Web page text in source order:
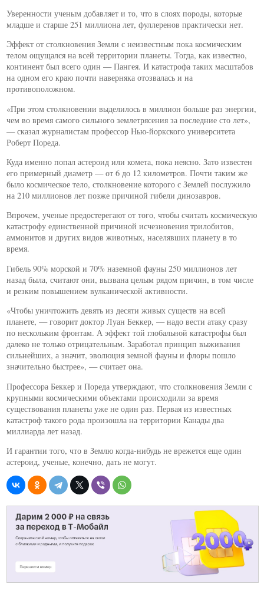
Уверенности ученым добавляет и то, что в слоях породы, которые
младше и старше 251 миллиона лет, фуллеренов практически нет.
Эффект от столкновения Земли с неизвестным пока космическим
телом ощущался на всей территории планеты. Тогда, как известно,
континент был всего один — Пангея. И катастрофа таких масштабов
на одном его краю почти наверняка отозвалась и на
противоположном.
«При этом столкновении выделилось в миллион больше раз энергии,
чем во время самого сильного землетрясения за последние сто лет»,
— сказал журналистам профессор Нью-йоркского университета
Роберт Пореда.
Куда именно попал астероид или комета, пока неясно. Зато известен
его примерный диаметр — от 6 до 12 километров. Почти таким же
было космическое тело, столкновение которого с Землей послужило
на 210 миллионов лет позже причиной гибели динозавров.
Впрочем, ученые предостерегают от того, чтобы считать космическую
катастрофу единственной причиной исчезновения трилобитов,
аммонитов и других видов животных, населявших планету в то
время.
Гибель 90% морской и 70% наземной фауны 250 миллионов лет
назад была, считают они, вызвана целым рядом причин, в том числе
и резким повышением вулканической активности.
«Чтобы уничтожить девять из десяти живых существ на всей
планете, — говорит доктор Луан Беккер, — надо вести атаку сразу
по нескольким фронтам. А эффект той глобальной катастрофы был
далеко не только отрицательным. Заработал принцип выживания
сильнейших, а значит, эволюция земной фауны и флоры пошло
значительно быстрее», — считает она.
Профессора Беккер и Пореда утверждают, что столкновения Земли с
крупными космическими объектами происходили за время
существования планеты уже не один раз. Первая из известных
катастроф такого рода произошла на территории Канады два
миллиарда лет назад.
И гарантии того, что в Землю когда-нибудь не врежется еще один
астероид, ученые, конечно, дать не могут.